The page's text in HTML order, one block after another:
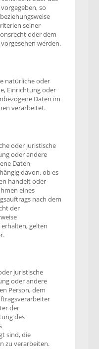
so
seiner
oder dem
werden.
natürliche oder
Einrichtung oder
Daten im
verarbeitet.
oder juristische
oder andere
Daten
davon, ob es
handelt oder
eines
nach dem
der
gelten
juristische
oder andere
Person, dem
der
des
sind, die
zu verarbeiten.